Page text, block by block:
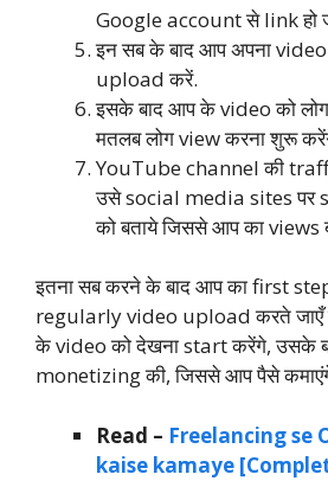
Google account से link हो
इन सब के बाद आप अपना
upload करें.
इसके बाद आप के video को
मतलब लोग view करना शुरू
YouTube channel की
उसे social media sites पर
को बताये जिससे आप का views
इतना सब करने के बाद आप का first step
regularly video upload करते जाएँ
के video को देखना start करेंगे, उसके
monetizing की, जिससे आप पैसे
Read – Freelancing se
kaise kamaye